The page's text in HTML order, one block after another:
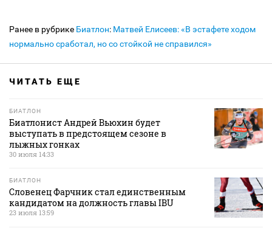
Ранее в рубрике Биатлон: Матвей Елисеев: «В эстафете ходом
нормально сработал, но со стойкой не справился»
ЧИТАТЬ ЕЩЕ
БИАТЛОН
Биатлонист Андрей Вьюхин будет
выступать в предстоящем сезоне в
лыжных гонках
30 июля 14:33
БИАТЛОН
Словенец Фарчник стал единственным
кандидатом на должность главы IBU
23 июля 13:59